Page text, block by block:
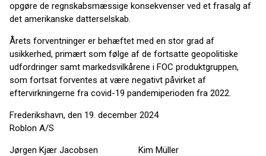
opgøre de regnskabsmæssige konsekvenser ved et frasalg af
det amerikanske datterselskab.
Årets forventninger er behæftet med en stor grad af
usikkerhed, primært som følge af de fortsatte geopolitiske
udfordringer samt markedsvilkårene i FOC produktgruppen,
som fortsat forventes at være negativt påvirket af
eftervirkningerne fra covid-19 pandemiperioden fra 2022.
Frederikshavn, den 19. december 2024
Roblon A/S
Jørgen Kjær Jacobsen Kim Müller